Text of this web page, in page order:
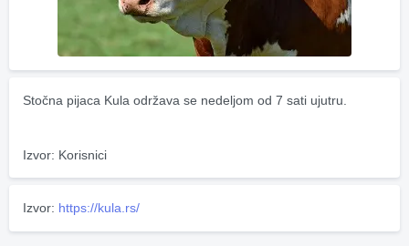
Stočna pijaca Kula održava se nedeljom od 7 sati ujutru.
Izvor: Korisnici
Izvor: https://kula.rs/